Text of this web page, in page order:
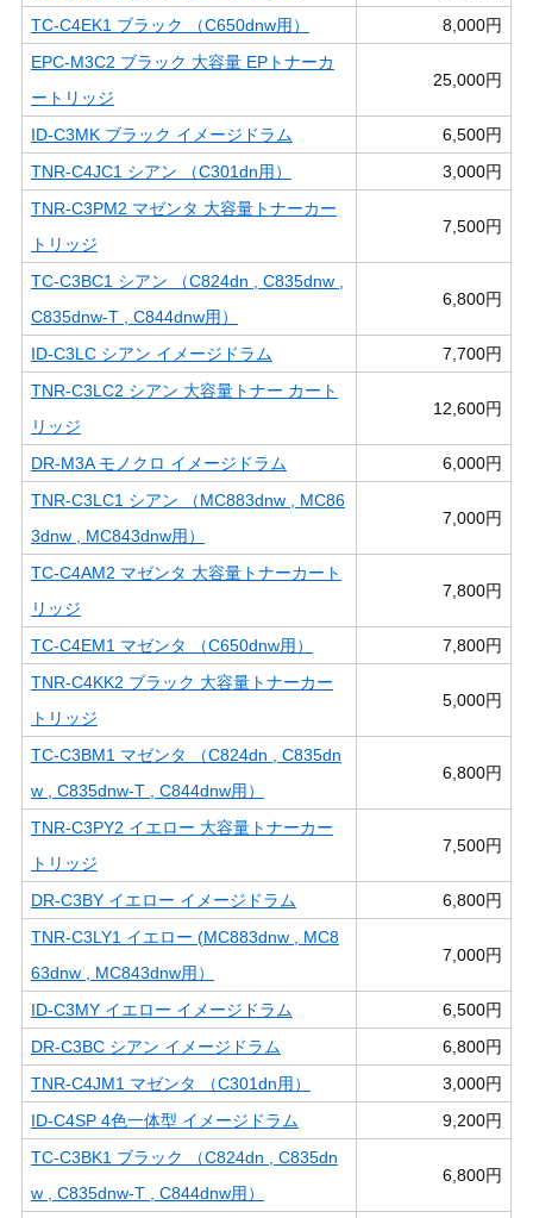
TC-C4EK1 ブラック （C650dnw用）
8,000円
EPC-M3C2 ブラック 大容量 EPトナーカ
ートリッジ
25,000円
ID-C3MK ブラック イメージドラム
6,500円
TNR-C4JC1 シアン （C301dn用）
3,000円
TNR-C3PM2 マゼンタ 大容量トナーカー
トリッジ
7,500円
TC-C3BC1 シアン （C824dn , C835dnw ,
C835dnw-T , C844dnw用）
6,800円
ID-C3LC シアン イメージドラム
7,700円
TNR-C3LC2 シアン 大容量トナー カート
リッジ
12,600円
DR-M3A モノクロ イメージドラム
6,000円
TNR-C3LC1 シアン （MC883dnw , MC86
3dnw , MC843dnw用）
7,000円
TC-C4AM2 マゼンタ 大容量トナーカート
リッジ
7,800円
TC-C4EM1 マゼンタ （C650dnw用）
7,800円
TNR-C4KK2 ブラック 大容量トナーカー
トリッジ
5,000円
TC-C3BM1 マゼンタ （C824dn , C835dn
w , C835dnw-T , C844dnw用）
6,800円
TNR-C3PY2 イエロー 大容量トナーカー
トリッジ
7,500円
DR-C3BY イエロー イメージドラム
6,800円
TNR-C3LY1 イエロー (MC883dnw , MC8
63dnw , MC843dnw用）
7,000円
ID-C3MY イエロー イメージドラム
6,500円
DR-C3BC シアン イメージドラム
6,800円
TNR-C4JM1 マゼンタ （C301dn用）
3,000円
ID-C4SP 4色一体型 イメージドラム
9,200円
TC-C3BK1 ブラック （C824dn , C835dn
w , C835dnw-T , C844dnw用）
6,800円